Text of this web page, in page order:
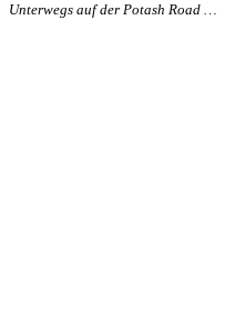
Unterwegs auf der Potash Road …